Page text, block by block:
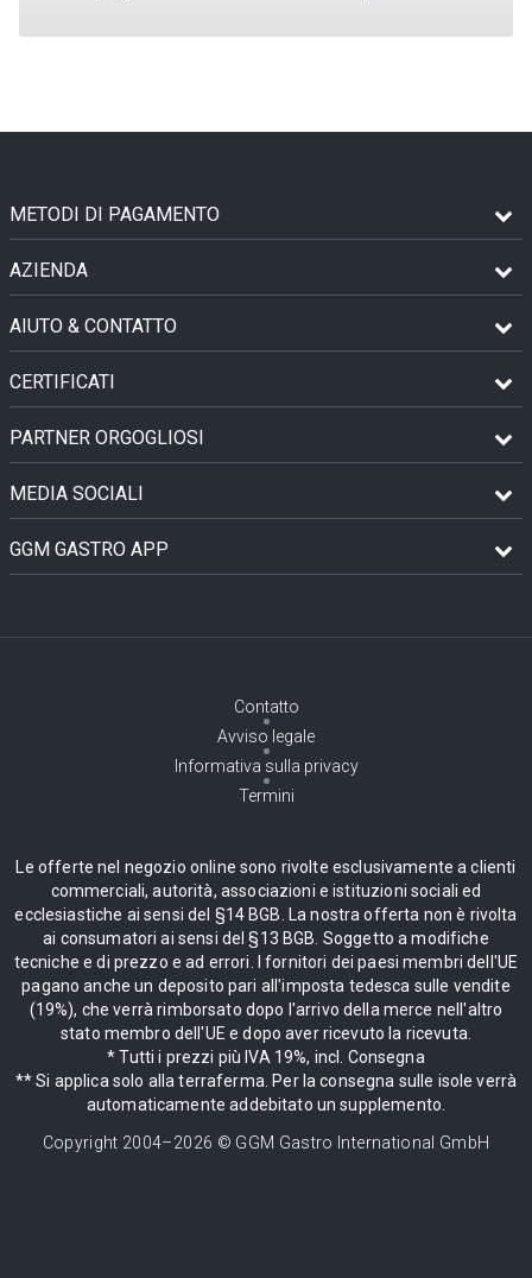
METODI DI PAGAMENTO
AZIENDA
AIUTO & CONTATTO
CERTIFICATI
PARTNER ORGOGLIOSI
MEDIA SOCIALI
GGM GASTRO APP
Contatto
Avviso legale
Informativa sulla privacy
Termini
Le offerte nel negozio online sono rivolte esclusivamente a clienti
commerciali, autorità, associazioni e istituzioni sociali ed
ecclesiastiche ai sensi del §14 BGB. La nostra offerta non è rivolta
ai consumatori ai sensi del §13 BGB. Soggetto a modifiche
tecniche e di prezzo e ad errori. I fornitori dei paesi membri dell'UE
pagano anche un deposito pari all'imposta tedesca sulle vendite
(19%), che verrà rimborsato dopo l'arrivo della merce nell'altro
stato membro dell'UE e dopo aver ricevuto la ricevuta.
* Tutti i prezzi più IVA 19%, incl. Consegna
** Si applica solo alla terraferma. Per la consegna sulle isole verrà
automaticamente addebitato un supplemento.
Copyright 2004–2026 © GGM Gastro International GmbH